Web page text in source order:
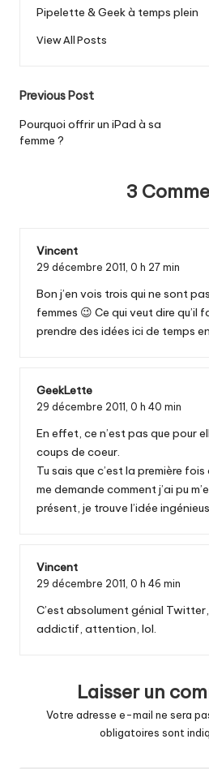
Pipelette & Geek à temps plein
View All Posts
Post
navigation
Previous Post
Pourquoi offrir un iPad à sa
femme ?
3
Vincent
29 décembre 2011, 0 h 27 min
Bon j’en vois trois qui ne sont
femmes 😉 Ce qui veut dire qu’il
prendre des idées ici de temps
GeekLette
29 décembre 2011, 0 h 40 min
En effet, ce n’est pas que pour
coups de coeur.
Tu sais que c’est la première
me demande comment j’ai pu
présent, je trouve l’idée
Vincent
29 décembre 2011, 0 h 46 min
C’est absolument génial
addictif, attention, lol.
Laisser un
Votre adresse e-mail ne sera
obligatoires sont